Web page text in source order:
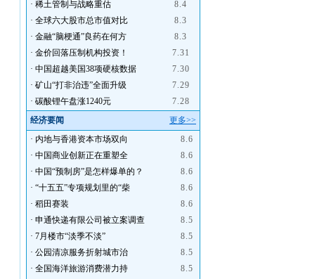
· 稀土管制与战略重估
8.4
· 全球六大股市总市值对比
8.3
· 金融“脑梗通”良药在何方
8.3
· 金价回落压制机构投资！
7.31
· 中国超越美国38项硬核数据
7.30
· 矿山“打非治违”全面升级
7.29
· 碳酸锂午盘涨1240元
7.28
经济要闻
更多>>
· 内地与香港资本市场双向
8.6
· 中国商业创新正在重塑全
8.6
· 中国“预制房”是怎样爆单的？
8.6
· “十五五”专项规划里的“柴
8.6
· 稻田赛装
8.6
· 申通快递有限公司被立案调查
8.5
· 7月楼市“淡季不淡”
8.5
· 公园清凉服务折射城市治
8.5
· 全国海洋旅游消费潜力持
8.5